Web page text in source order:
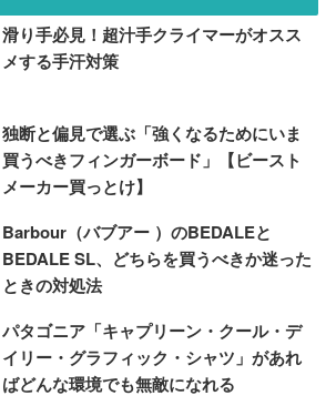
滑り手必見！超汁手クライマーがオスス
メする手汗対策
独断と偏見で選ぶ「強くなるためにいま
買うべきフィンガーボード」【ビースト
メーカー買っとけ】
Barbour（バブアー ）のBEDALEと
BEDALE SL、どちらを買うべきか迷った
ときの対処法
パタゴニア「キャプリーン・クール・デ
イリー・グラフィック・シャツ」があれ
ばどんな環境でも無敵になれる